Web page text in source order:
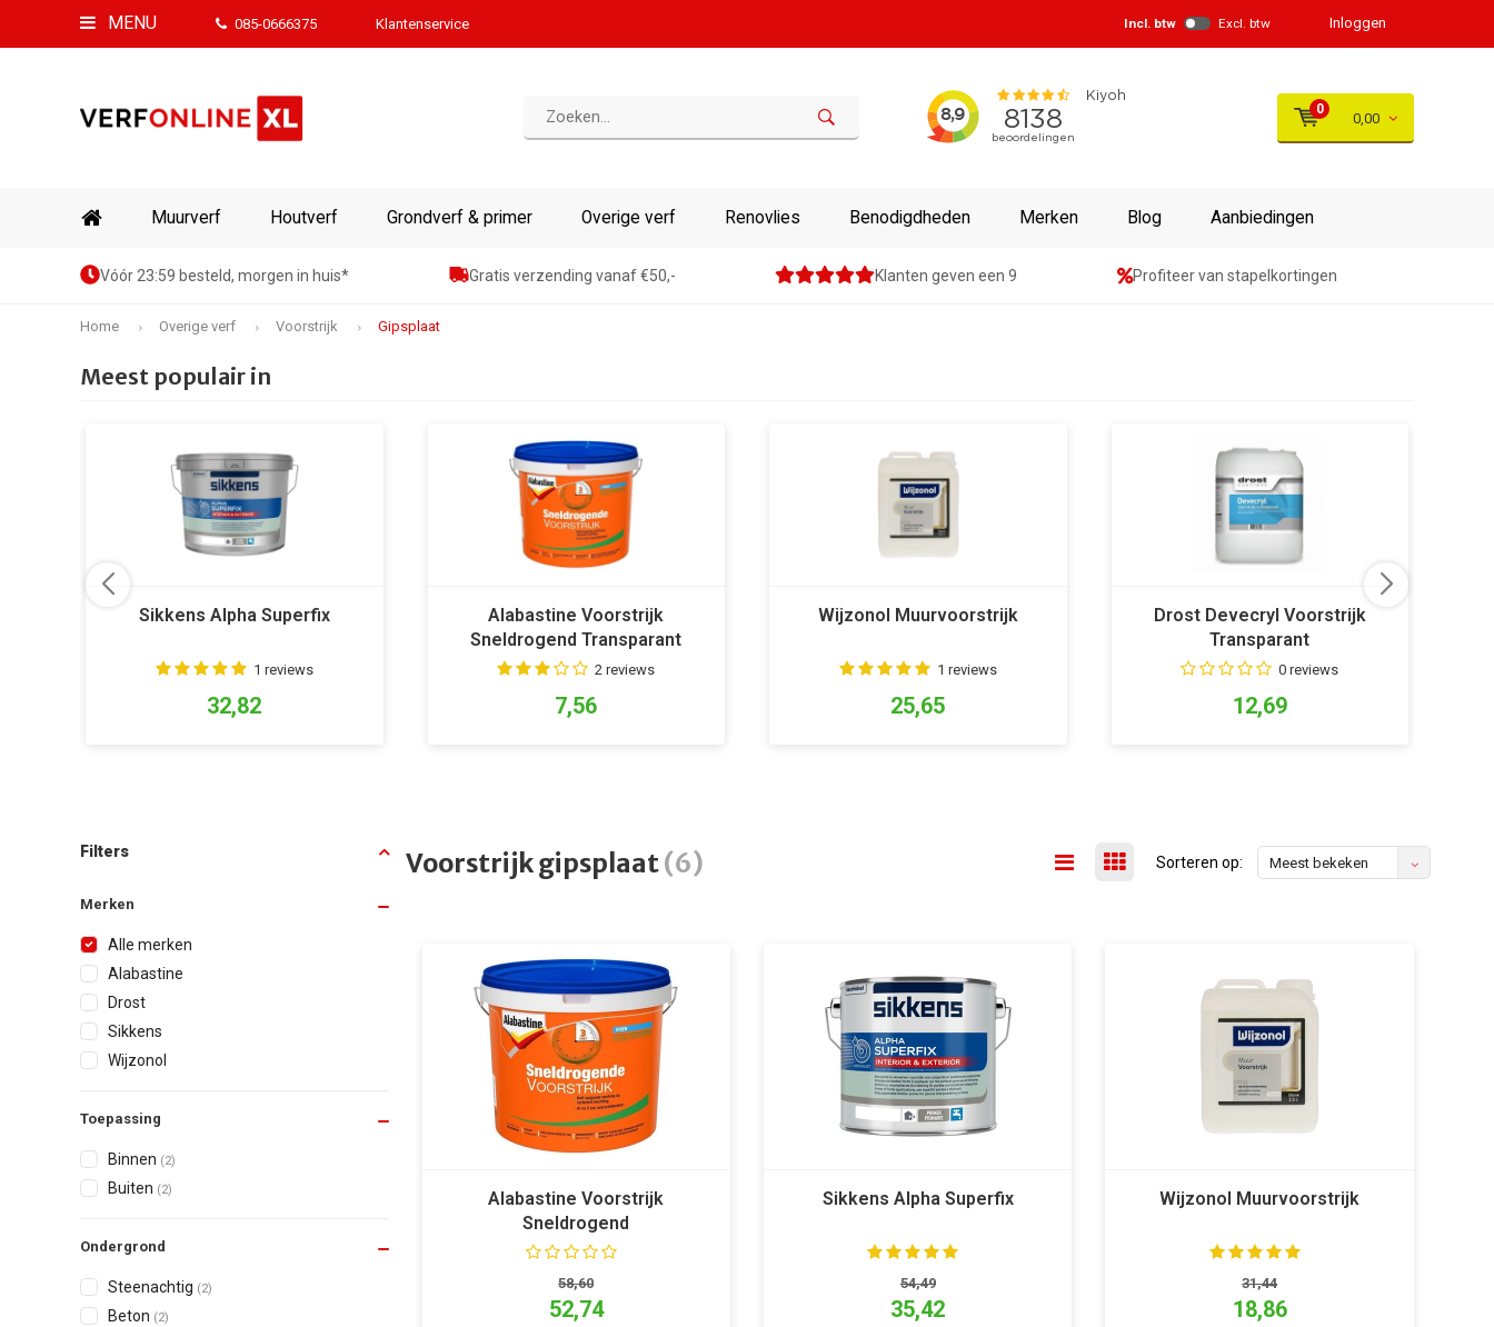
MENU 085-0666375 Klantenservice Incl. btw Excl. btw Inloggen
0
0,00
Muurverf Houtverf Grondverf & primer Overige verf Renovlies Benodigdheden Merken Blog Aanbiedingen
Vóór 23:59 besteld, morgen in huis* Gratis verzending vanaf €50,- Klanten geven een 9 Profiteer van stapelkortingen
Home Overige verf Voorstrijk Gipsplaat
Meest populair in
Sikkens Alpha Superfix
1 reviews
32,82
Alabastine Voorstrijk
Sneldrogend Transparant
2 reviews
7,56
Wijzonol Muurvoorstrijk
1 reviews
25,65
Drost Devecryl Voorstrijk
Transparant
0 reviews
12,69
Filters
Merken
Alle merken
Alabastine
Drost
Sikkens
Wijzonol
Toepassing
Binnen (2)
Buiten (2)
Ondergrond
Steenachtig (2)
Beton (2)
Voorstrijk gipsplaat(6) Sorteren op: Meest bekeken
Alabastine Voorstrijk
Sneldrogend
58,60
52,74
Sikkens Alpha Superfix
54,49
35,42
Wijzonol Muurvoorstrijk
31,44
18,86